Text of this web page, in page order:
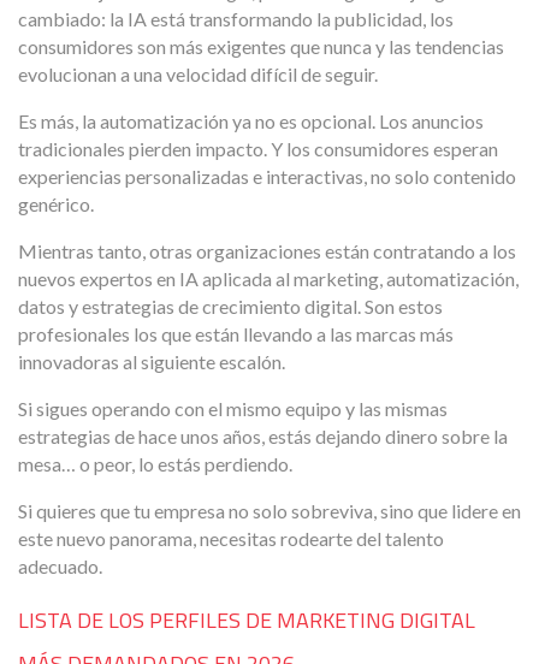
cambiado: la IA está transformando la publicidad, los
consumidores son más exigentes que nunca y las tendencias
evolucionan a una velocidad difícil de seguir.
Es más, la automatización ya no es opcional. Los anuncios
tradicionales pierden impacto. Y los consumidores esperan
experiencias personalizadas e interactivas, no solo contenido
genérico.
Mientras tanto, otras organizaciones están contratando a los
nuevos expertos en IA aplicada al marketing, automatización,
datos y estrategias de crecimiento digital. Son estos
profesionales los que están llevando a las marcas más
innovadoras al siguiente escalón.
Si sigues operando con el mismo equipo y las mismas
estrategias de hace unos años, estás dejando dinero sobre la
mesa… o peor, lo estás perdiendo.
Si quieres que tu empresa no solo sobreviva, sino que lidere en
este nuevo panorama, necesitas rodearte del talento
adecuado.
LISTA DE LOS PERFILES DE MARKETING DIGITAL